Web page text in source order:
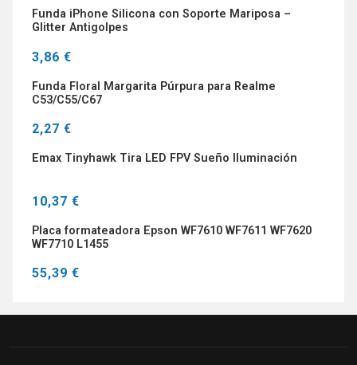
Funda iPhone Silicona con Soporte Mariposa –
Glitter Antigolpes
3,86 €
Funda Floral Margarita Púrpura para Realme
C53/C55/C67
2,27 €
Emax Tinyhawk Tira LED FPV Sueño Iluminación
10,37 €
Placa formateadora Epson WF7610 WF7611 WF7620
WF7710 L1455
55,39 €